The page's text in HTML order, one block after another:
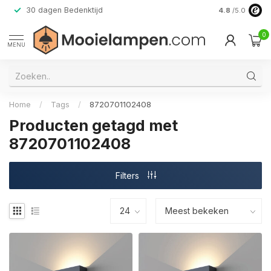
30 dagen Bedenktijd Verzending
4.8 /5.0
MENU
0
Home / Tags / 8720701102408
Producten getagd met
8720701102408
Filters